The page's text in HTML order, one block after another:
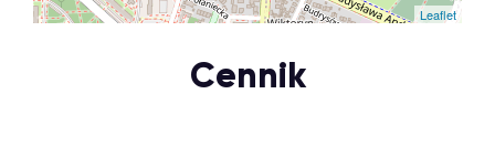
Leaflet
Cennik